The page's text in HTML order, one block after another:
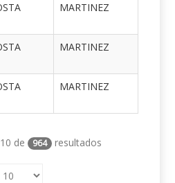
MARTINEZ
MARTINEZ
MARTINEZ
de 964 resultados